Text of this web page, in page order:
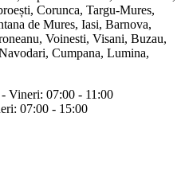
Corunca, Targu-Mures,
de Mures, Iasi, Barnova,
Voinesti, Visani, Buzau,
Cumpana, Lumina,
Vineri: 07:00 - 11:00
07:00 - 15:00